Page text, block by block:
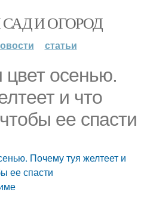
И ОГОРОД
статьи
осенью.
и что
ее спасти
Почему туя желтеет и
ее спасти